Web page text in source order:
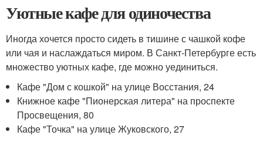
Уютные кафе для одиночества
Иногда хочется просто сидеть в тишине с чашкой кофе
или чая и наслаждаться миром. В Санкт-Петербурге есть
множество уютных кафе, где можно уединиться.
Кафе "Дом с кошкой" на улице Восстания, 24
Книжное кафе "Пионерская литера" на проспекте
Просвещения, 80
Кафе "Точка" на улице Жуковского, 27